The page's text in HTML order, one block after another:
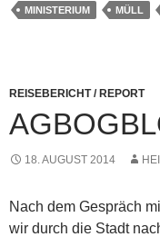
MINISTERIUM
MÜLL
REISEBERICHT / REPORT
18. AUGUST 2014
Nach dem Gespräch
wir durch die Stadt